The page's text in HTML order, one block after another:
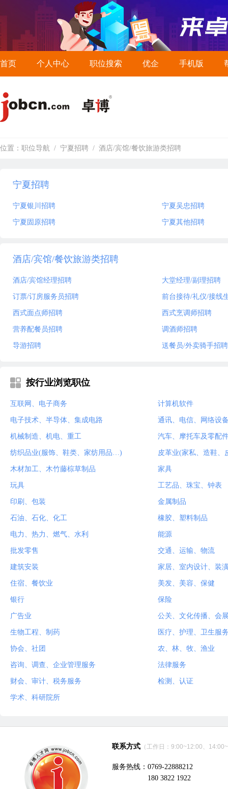
首页 个人中心 职位搜索 优企 手机版
位置： 职位导航 / 宁夏招聘 / 酒店/宾馆/餐饮旅游类招聘
宁夏招聘
宁夏银川招聘 宁夏吴忠招聘
宁夏固原招聘 宁夏其他招聘
酒店/宾馆/餐饮旅游类招聘
酒店/宾馆经理招聘 大堂经理/副理招聘
订票/订房服务员招聘 前台接待/礼仪/接线
西式面点师招聘 西式烹调师招聘
营养配餐员招聘 调酒师招聘
导游招聘 送餐员/外卖骑手招聘
按行业浏览职位
互联网、电子商务 计算机软件
电子技术、半导体、集成电路 通讯、电信、网络设
机械制造、机电、重工 汽车、摩托车及零配
纺织品业(服饰、鞋类、家纺用品…) 皮革业(家私、造鞋
木材加工、木竹藤棕草制品 家具
玩具 工艺品、珠宝、钟表
印刷、包装 金属制品
石油、石化、化工 橡胶、塑料制品
电力、热力、燃气、水利 能源
批发零售 交通、运输、物流
建筑安装 家居、室内设计、装
住宿、餐饮业 美发、美容、保健
银行 保险
广告业 公关、文化传播、会
生物工程、制药 医疗、护理、卫生服
协会、社团 农、林、牧、渔业
咨询、调查、企业管理服务 法律服务
财会、审计、税务服务 检测、认证
学术、科研院所
联系方式 （工作日：9:00~12:00、
服务热线：0769-22888212
180 3822 1922